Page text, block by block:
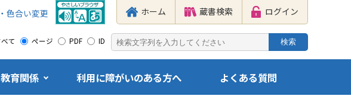
色合い変更 ホーム 蔵書検索 ログイン
て ページ PDF ID
育関係 利用に障がいのある方へ よくある質問